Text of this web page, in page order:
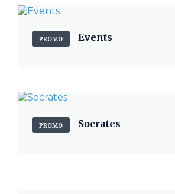
PROMO Events
PROMO Socrates